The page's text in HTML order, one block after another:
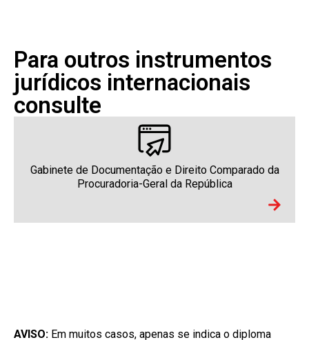
Para outros instrumentos
jurídicos internacionais
consulte
Gabinete de Documentação e Direito Comparado da
Procuradoria-Geral da República
AVISO: Em muitos casos, apenas se indica o diploma